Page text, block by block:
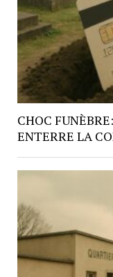
CHOC
ENTERRE LA